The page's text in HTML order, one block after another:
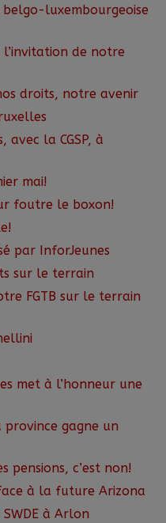
luxembourgeoise
de notre
droits, notre avenir
avec la CGSP, à
mai!
foutre le boxon!
par InforJeunes
sur le terrain
FGTB sur le terrain
met à l’honneur une
province gagne un
pensions, c’est non!
à la future Arizona
à Arlon